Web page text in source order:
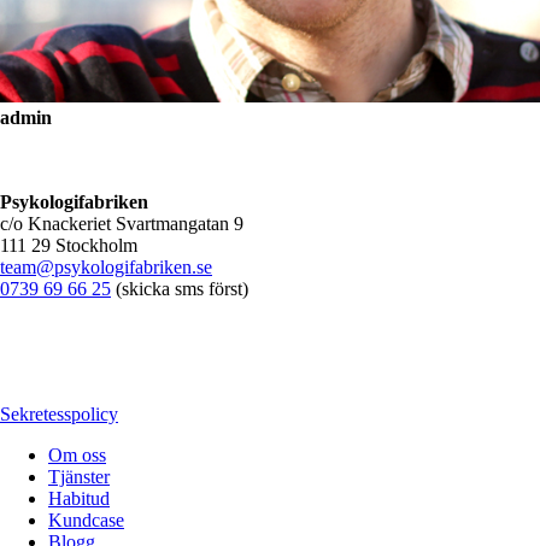
admin
Psykologifabriken
c/o Knackeriet Svartmangatan 9
111 29 Stockholm
team@psykologifabriken.se
0739 69 66 25 (skicka sms först)
Sekretesspolicy
Om oss
Tjänster
Habitud
Kundcase
Blogg